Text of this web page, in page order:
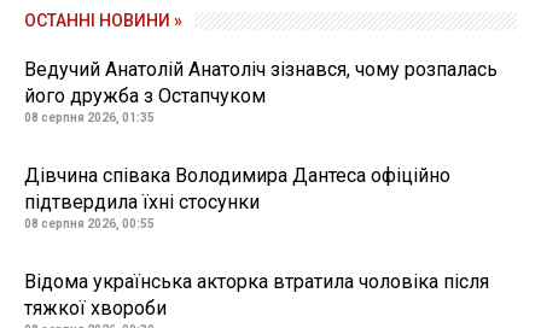
ОСТАННІ НОВИНИ »
Ведучий Анатолій Анатоліч зізнався, чому розпалась
його дружба з Остапчуком
08 серпня 2026, 01:35
Дівчина співака Володимира Дантеса офіційно
підтвердила їхні стосунки
08 серпня 2026, 00:55
Відома українська акторка втратила чоловіка після
тяжкої хвороби